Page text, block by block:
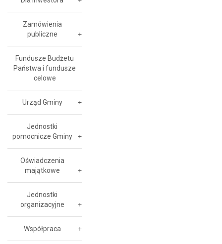
Zamówienia
publiczne
Fundusze Budżetu
Państwa i fundusze
celowe
Urząd Gminy
Jednostki
pomocnicze Gminy
Oświadczenia
majątkowe
Jednostki
organizacyjne
Współpraca